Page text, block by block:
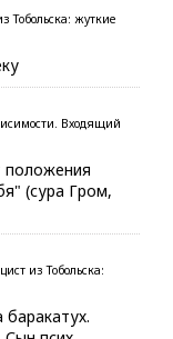
Тобольска: жуткие
Входящий
положения
(сура Гром,
из Тобольска: